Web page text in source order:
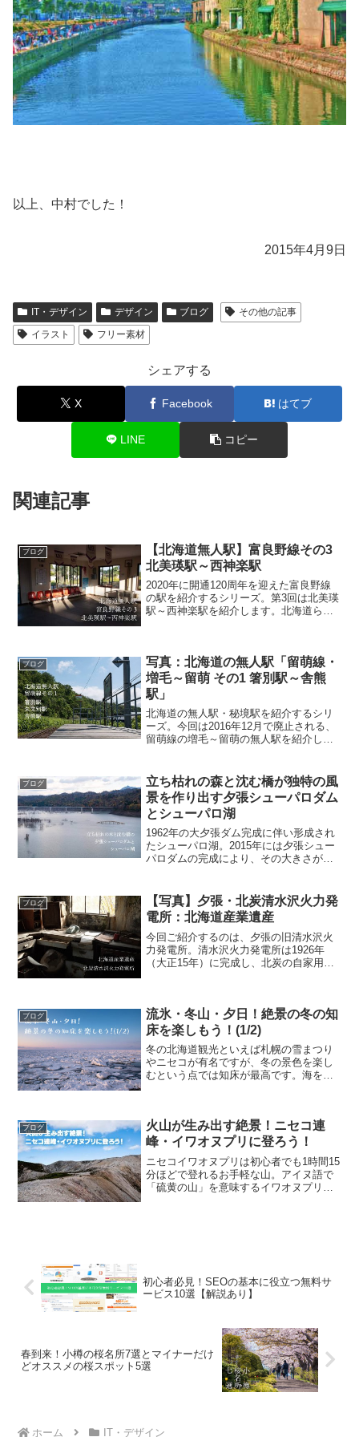
以上、中村でした！
2015年4月9日
IT・デザイン デザイン ブログ
その他の記事
イラスト
フリー素材
シェアする
X Facebook はてブ
LINE コピー
関連記事
ブログ
【北海道無人駅】富良野線その3
北美瑛駅～西神楽駅
2020年に開通120周年を迎えた富良野線
の駅を紹介するシリーズ。第3回は北美瑛
駅～西神楽駅を紹介します。北海道らし
年に開通1...
ブログ
写真：北海道の無人駅「留萌線・
増毛～留萌 その1 箸別駅～舎熊
駅」
北海道の無人駅・秘境駅を紹介するシリ
ーズ。今回は2016年12月で廃止される、
留萌線の増毛～留萌の無人駅を紹介しま
海道撮影スポット「留萌本線 無人駅編」
1. 箸別駅開設...
ブログ
立ち枯れの森と沈む橋が独特の風
景を作り出す夕張シューパロダム
とシューパロ湖
1962年の大夕張ダム完成に伴い形成され
たシューパロ湖。2015年には夕張シュー
パロダムの完成により、その大きさが拡
い不思議な光景を見ることができます。
大自然を一望でき...
ブログ
【写真】夕張・北炭清水沢火力発
電所：北海道産業遺産
今回ご紹介するのは、夕張の旧清水沢火
力発電所。清水沢火力発電所は1926年
（大正15年）に完成し、北炭の自家用発
亜建材工業株式会...
ブログ
流氷・冬山・夕日！絶景の冬の知
床を楽しもう！(1/2)
冬の北海道観光といえば札幌の雪まつり
やニセコが有名ですが、冬の景色を楽し
むという点では知床が最高です。海を覆
す。今回は1日半の知床旅...
ブログ
火山が生み出す絶景！ニセコ連
峰・イワオヌプリに登ろう！
ニセコイワオヌプリは初心者でも1時間15
分ほどで登れるお手軽な山。アイヌ語で
「硫黄の山」を意味するイワオヌプリ
初心者必見！SEOの基本に役立つ無料サ
ービス10選【解説あり】
春到来！小樽の桜名所7選とマイナーだけ
どオススメの桜スポット5選
ホーム IT・デザイン